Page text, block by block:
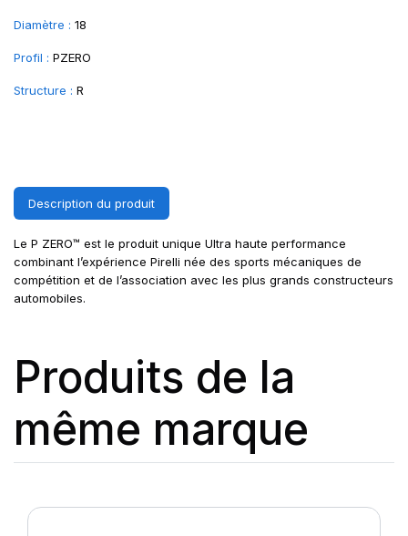
Diamètre : 18
Profil : PZERO
Structure : R
Description du produit
Le P ZERO™ est le produit unique Ultra haute performance
combinant l’expérience Pirelli née des sports mécaniques de
compétition et de l’association avec les plus grands constructeurs
automobiles.
Produits de la
même marque